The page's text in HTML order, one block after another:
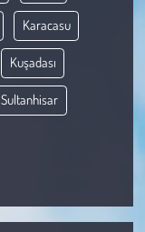
Karacasu
Kuşadası
Sultanhisar